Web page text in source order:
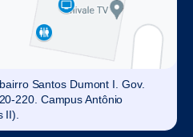
Santos Dumont I. Gov.
220. Campus Antônio
II).